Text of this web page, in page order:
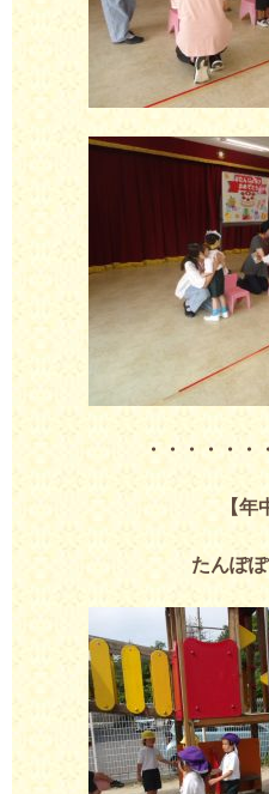
・・・・・・
【年
たんぽ